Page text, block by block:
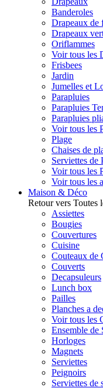
Banderoles
Drapeaux de
Drapeaux
Oriflammes
Voir tous les
Frisbees
Jardin
Jumelles et
Parapluies
Parapluies
Parapluies
Voir tous les
Plage
Chaises de
Serviettes de
Voir tous les
Voir tous les
Maison & Déco
Retour vers Toutes
Assiettes
Bougies
Couvertures
Cuisine
Couteaux de
Couverts
Decapsuleurs
Lunch box
Pailles
Planches a
Voir tous les
Ensemble de
Horloges
Magnets
Serviettes
Peignoirs
Serviettes de